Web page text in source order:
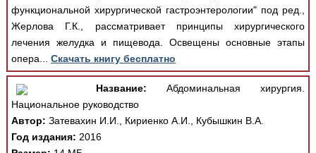
функциональной хирургической гастроэнтерологии" под ред.,
Жерлова Г.К., рассматривает принципы хирургического
лечения желудка и пищевода. Освещены основные этапы
опера... Скачать книгу бесплатно
Название: Абдоминальная хирургия.
Национальное руководство
Автор: Затевахин И.И., Кириенко А.И., Кубышкин В.А.
Год издания: 2016